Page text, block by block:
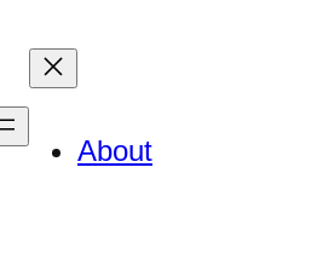
About